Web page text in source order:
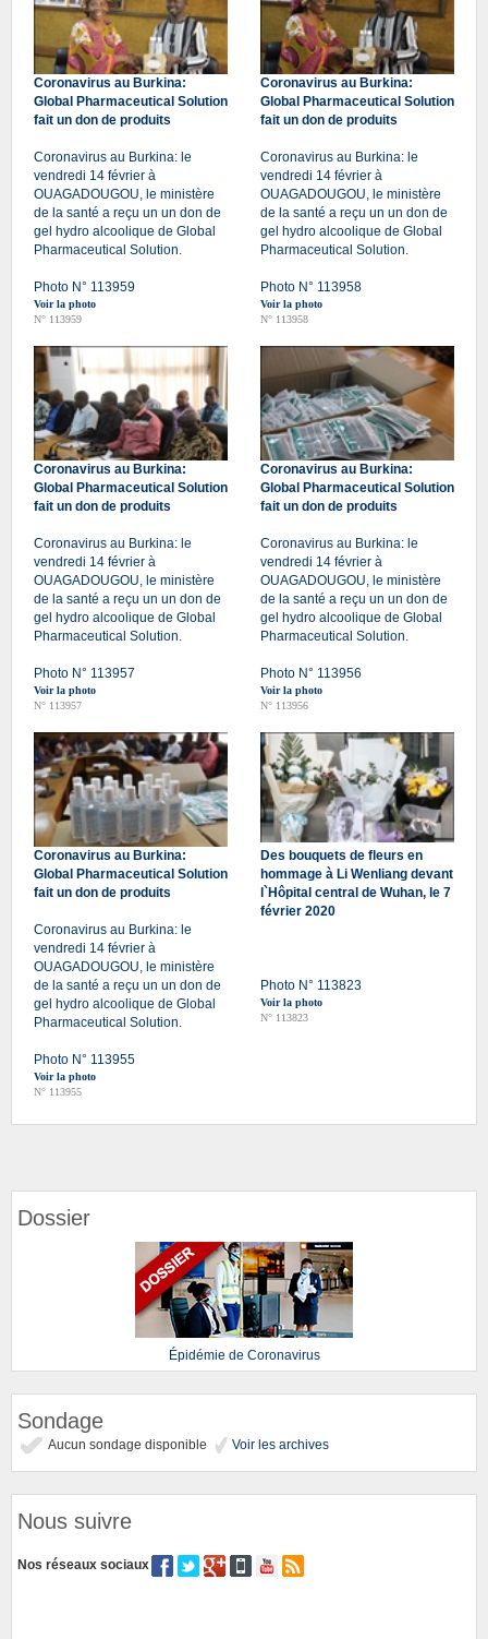
Coronavirus au Burkina:
Global Pharmaceutical Solution
fait un don de produits
Coronavirus au Burkina: le
vendredi 14 février à
OUAGADOUGOU, le ministère
de la santé a reçu un un don de
gel hydro alcoolique de Global
Pharmaceutical Solution.
Photo N° 113959
Voir la photo
N° 113959
Coronavirus au Burkina:
Global Pharmaceutical Solution
fait un don de produits
Coronavirus au Burkina: le
vendredi 14 février à
OUAGADOUGOU, le ministère
de la santé a reçu un un don de
gel hydro alcoolique de Global
Pharmaceutical Solution.
Photo N° 113958
Voir la photo
N° 113958
Coronavirus au Burkina:
Global Pharmaceutical Solution
fait un don de produits
Coronavirus au Burkina: le
vendredi 14 février à
OUAGADOUGOU, le ministère
de la santé a reçu un un don de
gel hydro alcoolique de Global
Pharmaceutical Solution.
Photo N° 113957
Voir la photo
N° 113957
Coronavirus au Burkina:
Global Pharmaceutical Solution
fait un don de produits
Coronavirus au Burkina: le
vendredi 14 février à
OUAGADOUGOU, le ministère
de la santé a reçu un un don de
gel hydro alcoolique de Global
Pharmaceutical Solution.
Photo N° 113956
Voir la photo
N° 113956
Coronavirus au Burkina:
Global Pharmaceutical Solution
fait un don de produits
Coronavirus au Burkina: le
vendredi 14 février à
OUAGADOUGOU, le ministère
de la santé a reçu un un don de
gel hydro alcoolique de Global
Pharmaceutical Solution.
Photo N° 113955
Voir la photo
N° 113955
Des bouquets de fleurs en
hommage à Li Wenliang devant
l`Hôpital central de Wuhan, le 7
février 2020
Photo N° 113823
Voir la photo
N° 113823
Dossier
Épidémie de Coronavirus
Sondage
Aucun sondage disponible Voir les archives
Nous suivre
Nos réseaux sociaux